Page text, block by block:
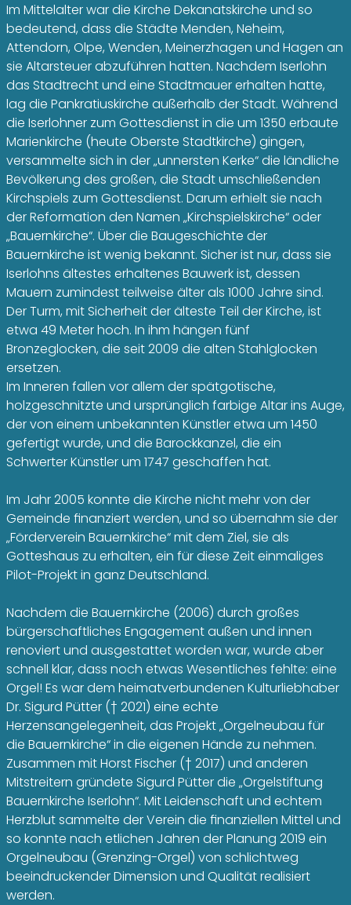
Im Mittelalter war die Kirche Dekanatskirche und so
bedeutend, dass die Städte Menden, Neheim,
Attendorn, Olpe, Wenden, Meinerzhagen und Hagen an
sie Altarsteuer abzuführen hatten. Nachdem Iserlohn
das Stadtrecht und eine Stadtmauer erhalten hatte,
lag die Pankratiuskirche außerhalb der Stadt. Während
die Iserlohner zum Gottesdienst in die um 1350 erbaute
Marienkirche (heute Oberste Stadtkirche) gingen,
versammelte sich in der „unnersten Kerke“ die ländliche
Bevölkerung des großen, die Stadt umschließenden
Kirchspiels zum Gottesdienst. Darum erhielt sie nach
der Reformation den Namen „Kirchspielskirche“ oder
„Bauernkirche“. Über die Baugeschichte der
Bauernkirche ist wenig bekannt. Sicher ist nur, dass sie
Iserlohns ältestes erhaltenes Bauwerk ist, dessen
Mauern zumindest teilweise älter als 1000 Jahre sind.
Der Turm, mit Sicherheit der älteste Teil der Kirche, ist
etwa 49 Meter hoch. In ihm hängen fünf
Bronzeglocken, die seit 2009 die alten Stahlglocken
ersetzen.
Im Inneren fallen vor allem der spätgotische,
holzgeschnitzte und ursprünglich farbige Altar ins Auge,
der von einem unbekannten Künstler etwa um 1450
gefertigt wurde, und die Barockkanzel, die ein
Schwerter Künstler um 1747 geschaffen hat.
Im Jahr 2005 konnte die Kirche nicht mehr von der
Gemeinde finanziert werden, und so übernahm sie der
„Förderverein Bauernkirche“ mit dem Ziel, sie als
Gotteshaus zu erhalten, ein für diese Zeit einmaliges
Pilot-Projekt in ganz Deutschland.
Nachdem die Bauernkirche (2006) durch großes
bürgerschaftliches Engagement außen und innen
renoviert und ausgestattet worden war, wurde aber
schnell klar, dass noch etwas Wesentliches fehlte: eine
Orgel! Es war dem heimatverbundenen Kulturliebhaber
Dr. Sigurd Pütter († 2021) eine echte
Herzensangelegenheit, das Projekt „Orgelneubau für
die Bauernkirche“ in die eigenen Hände zu nehmen.
Zusammen mit Horst Fischer († 2017) und anderen
Mitstreitern gründete Sigurd Pütter die „Orgelstiftung
Bauernkirche Iserlohn“. Mit Leidenschaft und echtem
Herzblut sammelte der Verein die finanziellen Mittel und
so konnte nach etlichen Jahren der Planung 2019 ein
Orgelneubau (Grenzing-Orgel) von schlichtweg
beeindruckender Dimension und Qualität realisiert
werden.